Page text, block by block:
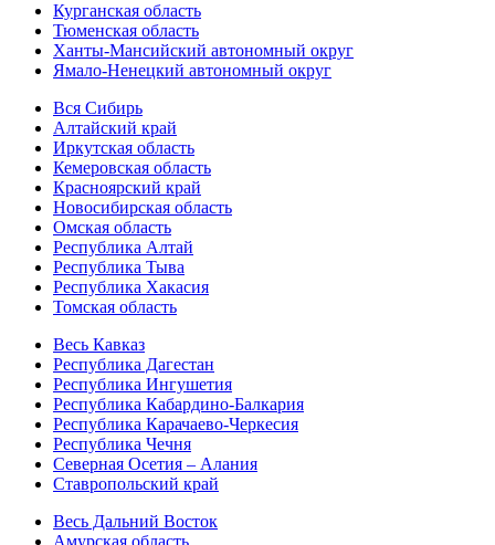
Курганская область
Тюменская область
Ханты-Мансийский автономный округ
Ямало-Ненецкий автономный округ
Вся Сибирь
Алтайский край
Иркутская область
Кемеровская область
Красноярский край
Новосибирская область
Омская область
Республика Алтай
Республика Тыва
Республика Хакасия
Томская область
Весь Кавказ
Республика Дагестан
Республика Ингушетия
Республика Кабардино-Балкария
Республика Карачаево-Черкесия
Республика Чечня
Северная Осетия – Алания
Ставропольский край
Весь Дальний Восток
Амурская область